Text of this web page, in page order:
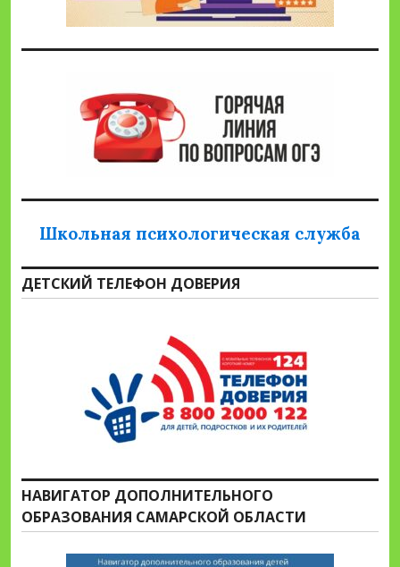
Школьная психологическая служба
ДЕТСКИЙ ТЕЛЕФОН ДОВЕРИЯ
НАВИГАТОР ДОПОЛНИТЕЛЬНОГО
ОБРАЗОВАНИЯ САМАРСКОЙ ОБЛАСТИ